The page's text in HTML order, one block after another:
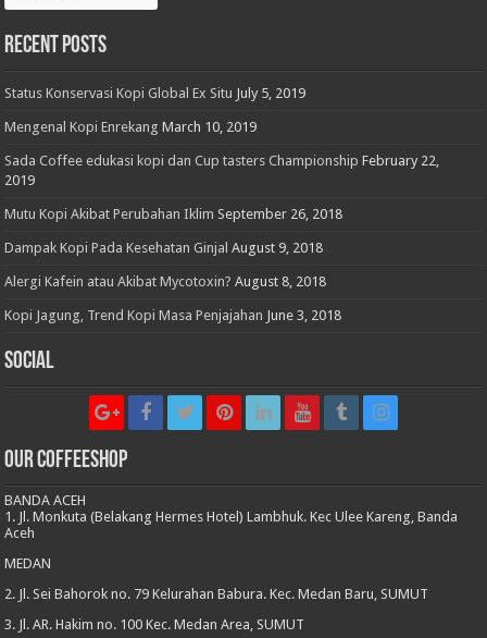
Recent Posts
Status Konservasi Kopi Global Ex Situ July 5, 2019
Mengenal Kopi Enrekang March 10, 2019
Sada Coffee edukasi kopi dan Cup tasters Championship February 22,
2019
Mutu Kopi Akibat Perubahan Iklim September 26, 2018
Dampak Kopi Pada Kesehatan Ginjal August 9, 2018
Alergi Kafein atau Akibat Mycotoxin? August 8, 2018
Kopi Jagung, Trend Kopi Masa Penjajahan June 3, 2018
Social
Our CoffeeShop
BANDA ACEH
1. Jl. Monkuta (Belakang Hermes Hotel) Lambhuk. Kec Ulee Kareng, Banda
Aceh
MEDAN
2. Jl. Sei Bahorok no. 79 Kelurahan Babura. Kec. Medan Baru, SUMUT
3. Jl. AR. Hakim no. 100 Kec. Medan Area, SUMUT